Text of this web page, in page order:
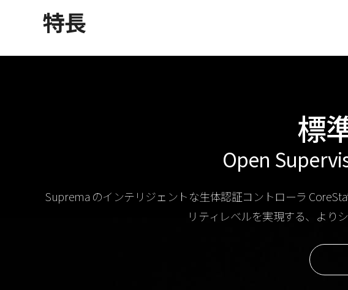
特長
標
Open
Suprema のインテリジェントな生体認証コントローラ
リティレベルを実現する、より